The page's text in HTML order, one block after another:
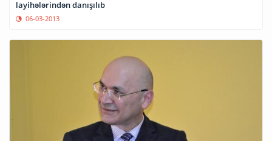
layihələrindən danışılıb
06-03-2013